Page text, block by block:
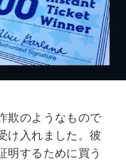
欺のようなもので
け入れました。彼
明するために買う